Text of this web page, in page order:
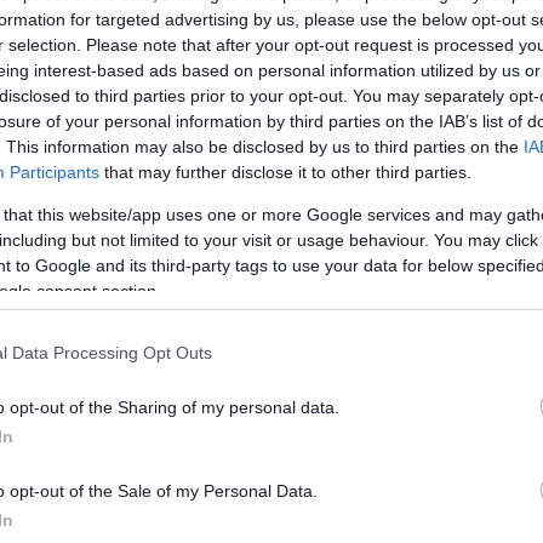
for targeted advertising by us, please use the below opt-out
selection. Please note that after your opt-out request is processed
interest-based ads based on personal information utilized by us
to third parties prior to your opt-out. You may separately
of your personal information by third parties on the IAB’s list of
This information may also be disclosed by us to third parties on the
Participants that may further disclose it to other third parties.
that this website/app uses one or more Google services and may
but not limited to your visit or usage behaviour. You may
to Google and its third-party tags to use your data for below
consent section.
Data Processing Opt Outs
opt-out of the Sharing of my personal data.
opt-out of the Sale of my Personal Data.
έγινε η κηδεία του 57χρονου αδελφού.
από τις πιο δύσκολες μέρες της ζωής μου»
στη σύνδεση με το στούντιο. Έντονα
χωρίς να μπει σε λεπτομέρειες. Η συντριβή
πρόσθεσε: «Τώρα λίγο με σόκαρε έτσι όπως το
πάω να δω τι έγινε, γιατί».
ΔΙΑΦΗΜΙΣΗ